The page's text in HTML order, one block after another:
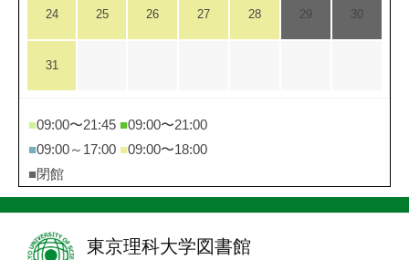
24 25 26 27 28 29 30
31
■09:00〜21:45 ■09:00〜21:00
■09:00～17:00 ■09:00〜18:00
■閉館
東京理科大学図書館